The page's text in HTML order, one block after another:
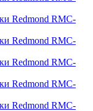
Redmond RMC-
Redmond RMC-
Redmond RMC-
Redmond RMC-
Redmond RMC-